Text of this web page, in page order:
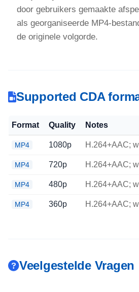
door gebruikers gemaakte
als georganiseerde MP4-
de originele volgorde.
Supported CDA
Format Quality Notes
MP4 1080p H.264+AAC;
MP4 720p H.264+AAC;
MP4 480p H.264+AAC;
MP4 360p H.264+AAC;
Veelgestelde Vragen